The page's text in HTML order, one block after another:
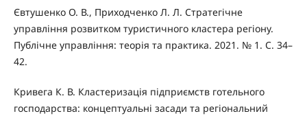
Євтушенко О. В., Приходченко Л. Л. Стратегічне
управління розвитком туристичного кластера регіону.
Публічне управління: теорія та практика. 2021. № 1. С. 34–
42.
Кривега К. В. Кластеризація підприємств готельного
господарства: концептуальні засади та регіональний